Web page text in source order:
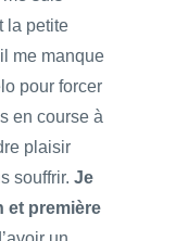
la petite
me manque
pour forcer
en course à
plaisir
souffrir. Je
et première